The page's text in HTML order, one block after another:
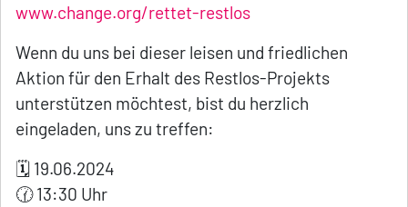
www.change.org/rettet-restlos
Wenn du uns bei dieser leisen und friedlichen
Aktion für den Erhalt des Restlos-Projekts
unterstützen möchtest, bist du herzlich
eingeladen, uns zu treffen:
🗓️ 19.06.2024
🕜 13:30 Uhr